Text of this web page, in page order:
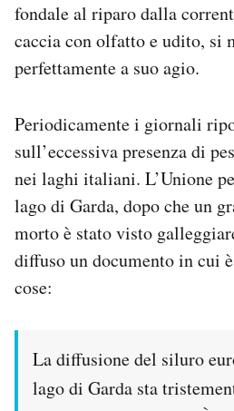
fondale al riparo dalla
caccia con olfatto e udito, si
perfettamente a suo agio.
Periodicamente i giornali
sull’eccessiva presenza di
nei laghi italiani. L’Unione
lago di Garda, dopo che un
morto è stato visto
diffuso un documento in cui
cose:
La diffusione del siluro
lago di Garda sta